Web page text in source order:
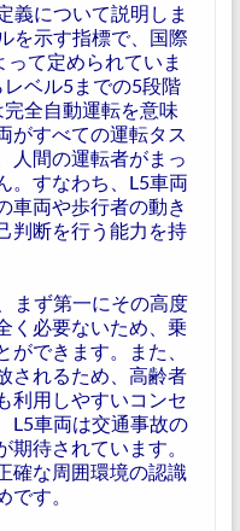
義について説明しま
を示す指標で、国際
って定められていま
ベル5までの5段階
全自動運転を意味
がすべての運転タス
人間の運転者がまっ
。すなわち、L5車両
車両や歩行者の動き
判断を行う能力を持
まず第一にその高度
く必要ないため、乗
できます。また、
されるため、高齢者
利用しやすいコンセ
L5車両は交通事故の
期待されています。
確な周囲環境の認識
す。